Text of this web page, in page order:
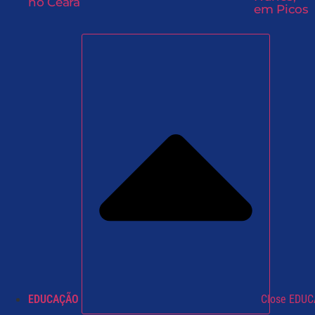
em Picos
EDUCAÇÃO Close